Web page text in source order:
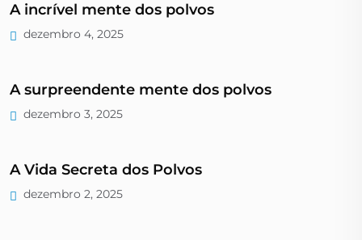
A incrível mente dos polvos
dezembro 4, 2025
A surpreendente mente dos polvos
dezembro 3, 2025
A Vida Secreta dos Polvos
dezembro 2, 2025